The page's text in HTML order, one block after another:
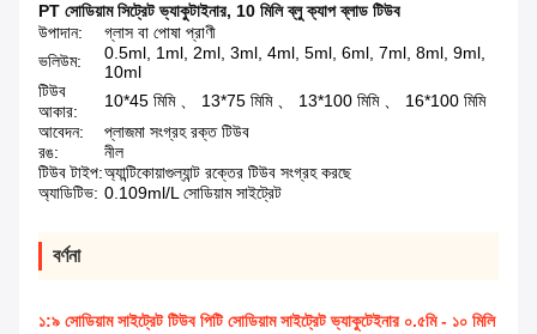
PT সোডিয়াম সিট্রেট ভ্যাকুটাইনার, 10 মিলি ব্লু ক্যাপ ব্লাড টিউব
উপাদান:
গ্লাস বা পোষা প্রাণী
ভলিউম:
0.5ml, 1ml, 2ml, 3ml, 4ml, 5ml, 6ml, 7ml, 8ml, 9ml,
10ml
টিউব
আকার:
10*45 মিমি 、 13*75 মিমি 、 13*100 মিমি 、 16*100 মিমি
আবেদন:
প্লাজমা সংগ্রহ রক্ত টিউব
রঙ:
নীল
টিউব টাইপ:অ্যান্টিকোয়াগুল্যান্ট রক্তের টিউব সংগ্রহ করছে
অ্যাডিটিভ: 0.109ml/L সোডিয়াম সাইট্রেট
বর্ণনা
১:৯ সোডিয়াম সাইট্রেট টিউব পিটি সোডিয়াম সাইট্রেট ভ্যাকুটেইনার ০.৫মি - ১০ মিলি